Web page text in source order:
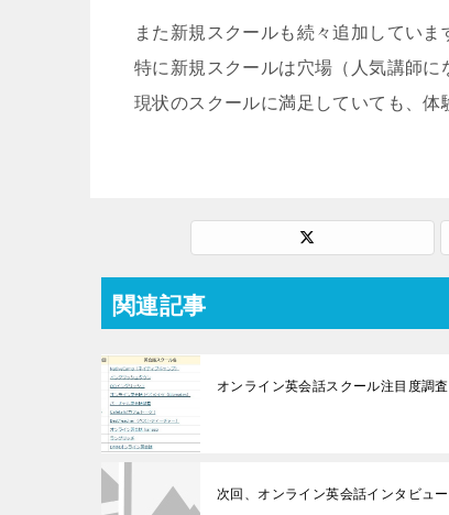
また新規スクールも続々追加していま
特に新規スクールは穴場（人気講師に
現状のスクールに満足していても、体
関連記事
オンライン英会話スクール注目度調
次回、オンライン英会話インタビュ